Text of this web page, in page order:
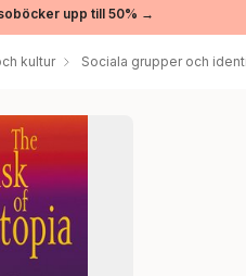
upp till 50% →
kultur Sociala grupper och